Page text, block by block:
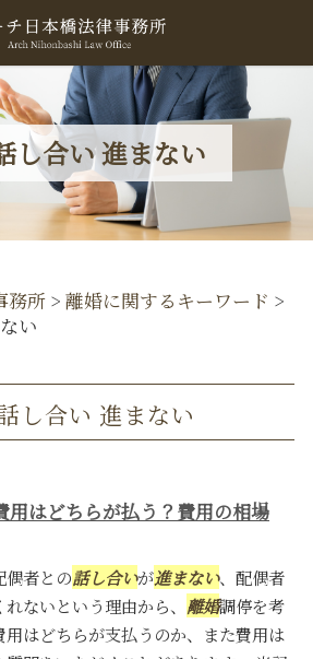
し合い 進まない
務所 > 離婚に関するキーワード >
い
し合い 進まない
用はどちらが払う？費用の相場
偶者との話し合いが進まない、配偶者
ないという理由から、 離婚調停を考
用はどちらが支払うのか、また費用は